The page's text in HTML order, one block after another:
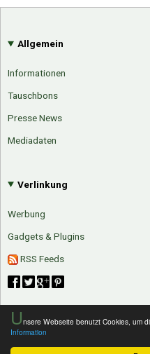
Unsere Webseite benutzt Cookies, um
Information
Allgemein
Informationen
Tauschbons
Presse News
Mediadaten
Verlinkung
Werbung
Gadgets & Plugins
RSS Feeds